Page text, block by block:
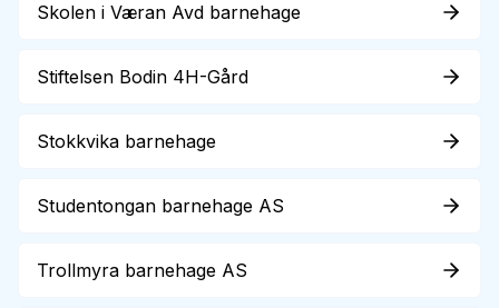
Skolen i Væran Avd barnehage
Stiftelsen Bodin 4H-Gård
Stokkvika barnehage
Studentongan barnehage AS
Trollmyra barnehage AS